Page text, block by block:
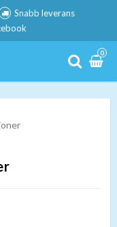
Snabb leverans
0